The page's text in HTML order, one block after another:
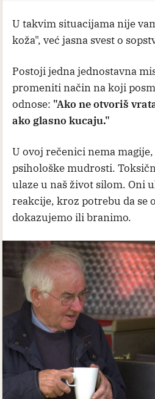
U takvim situacijama nije
koža", već jasna svest o
Postoji jedna jednostavna
promeniti način na koji
odnose: "Ako ne otvoriš
ako glasno kucaju."
U ovoj rečenici nema
psihološke mudrosti.
ulaze u naš život silom. Oni
reakcije, kroz potrebu da se
dokazujemo ili branimo.